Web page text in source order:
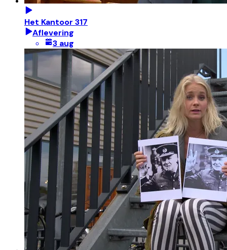
Het Kantoor 317
Aflevering
3 aug